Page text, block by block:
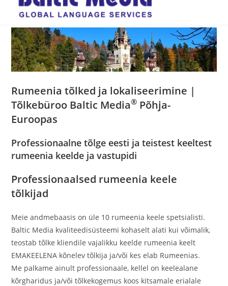
Rumeenia tõlked ja lokaliseerimine |
Tõlkebüroo Baltic Media® Põhja-
Euroopas
Professionaalne tõlge eesti ja teistest keeltest
rumeenia keelde ja vastupidi
Professionaalsed rumeenia keele
tõlkijad
Meie andmebaasis on üle 10 rumeenia keele spetsialisti.
Baltic Media kvaliteedisüsteemi kohaselt alati kui võimalik,
teostab tõlke kliendile vajalikku keelde rumeenia keelt
EMAKEELENA kõnelev tõlkija ja/või kes elab Rumeenias.
Me palkame ainult professionaale, kellel on keelealane
kõrgharidus ja/või tõlkekogemus koos kitsamale erialale